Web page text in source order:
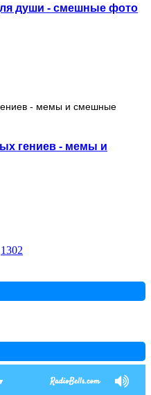
души - смешные фото
гениев - мемы и
1302